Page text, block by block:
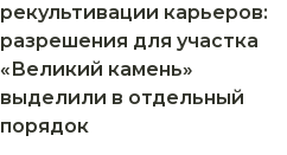
рекультивации карьеров:
разрешения для участка
«Великий камень»
выделили в отдельный
порядок